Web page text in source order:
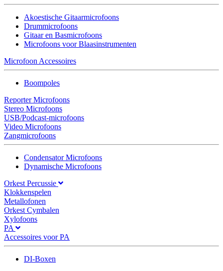
Akoestische Gitaarmicrofoons
Drummicrofoons
Gitaar en Basmicrofoons
Microfoons voor Blaasinstrumenten
Microfoon Accessoires
Boompoles
Reporter Microfoons
Stereo Microfoons
USB/Podcast-microfoons
Video Microfoons
Zangmicrofoons
Condensator Microfoons
Dynamische Microfoons
Orkest Percussie
Klokkenspelen
Metallofonen
Orkest Cymbalen
Xylofoons
PA
Accessoires voor PA
DI-Boxen